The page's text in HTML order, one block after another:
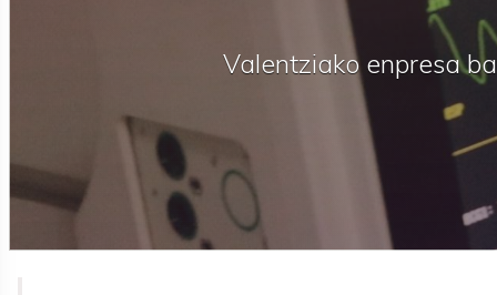
Valentziako enpresa